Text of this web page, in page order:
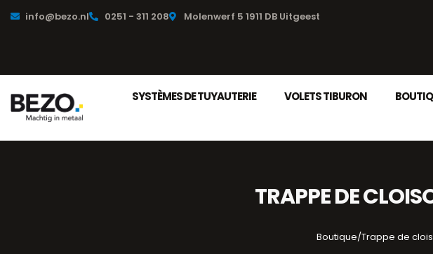
info@bezo.nl 0251 - 311 208 Molenwerf 5 1911 DB Uitgeest
SYSTÈMES DE TUYAUTERIE VOLETS TIBURON
TRAPPE DE
Boutique/Trappe de